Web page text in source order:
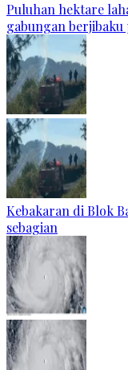
Puluhan hektare
gabungan berjibaku
Kebakaran di Blok
sebagian